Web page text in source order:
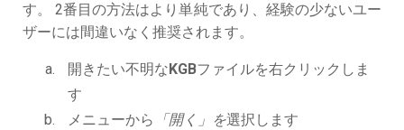
す。 2番目の方法はより単純であり、経験の少ないユー
ザーには間違いなく推奨されます。
開きたい不明なKGBファイルを右クリックしま
す
メニューから
「開く」を選択します